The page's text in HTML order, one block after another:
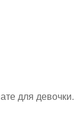
для девочки.